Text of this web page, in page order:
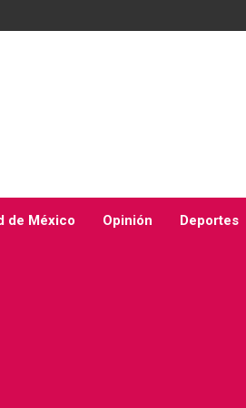
de México Opinión Deportes